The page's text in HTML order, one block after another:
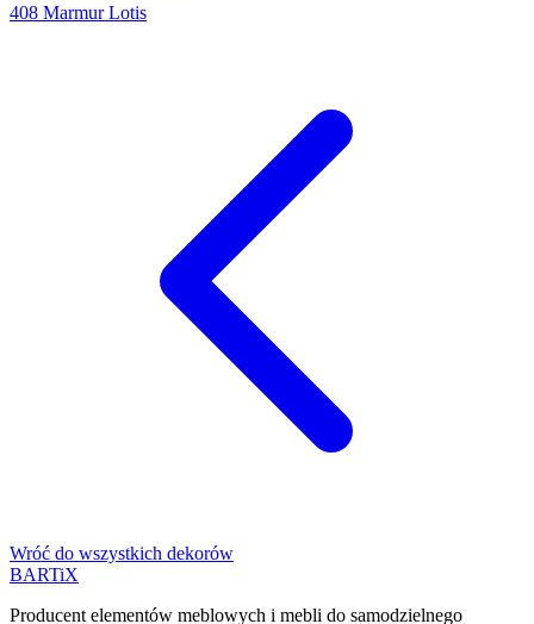
408 Marmur Lotis
Wróć do wszystkich dekorów
BARTiX
Producent elementów meblowych i mebli do samodzielnego